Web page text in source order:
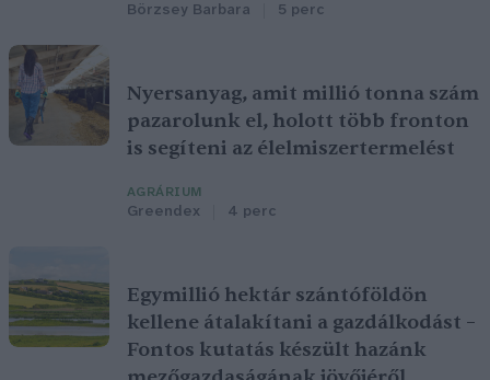
Börzsey Barbara 5 perc
Nyersanyag, amit millió tonna szám
pazarolunk el, holott több fronton
is segíteni az élelmiszertermelést
AGRÁRIUM
Greendex 4 perc
Egymillió hektár szántóföldön
kellene átalakítani a gazdálkodást –
Fontos kutatás készült hazánk